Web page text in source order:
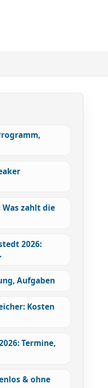
zahlt die
2026:
Aufgaben
Kosten
Termine,
& ohne